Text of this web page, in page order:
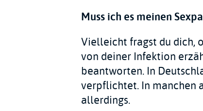
Muss ich es meinen
Vielleicht fragst du dich,
von deiner Infektion
beantworten. In
verpflichtet. In manchen
allerdings.